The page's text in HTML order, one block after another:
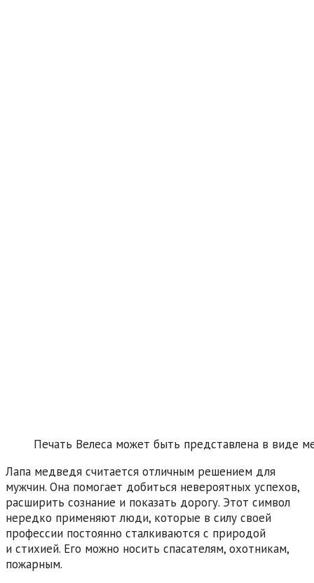
Печать Велеса может быть представлена в виде
Лапа медведя считается отличным решением для
мужчин. Она помогает добиться невероятных успехов,
расширить сознание и показать дорогу. Этот символ
нередко применяют люди, которые в силу своей
профессии постоянно сталкиваются с природой
и стихией. Его можно носить спасателям, охотникам,
пожарным.